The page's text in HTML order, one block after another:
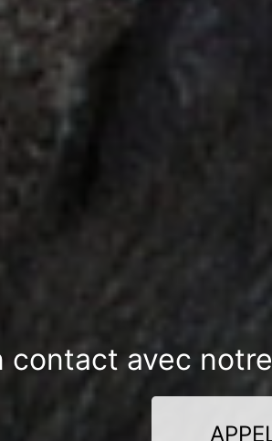
contact avec